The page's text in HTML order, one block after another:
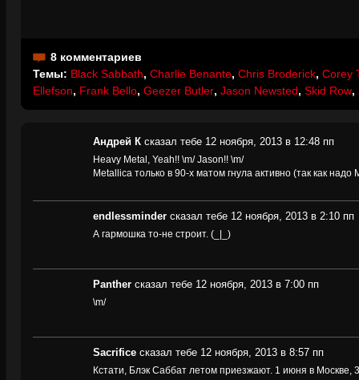
8 комментариев
Темы: Black Sabbath, Charlie Benante, Chris Broderick, Corey
Ellefson, Frank Bello, Geezer Butler, Jason Newsted, Skid Row,
Андрей К сказал тебе 12 ноября, 2013 в 12:48 пп
Heavy Metal, Yeah!! \m/ Jason!! \m/
Metallica только в 90-х матом гнула активно (так как
endlessminder сказал тебе 12 ноября, 2013 в 2:10 пп
А гармошка то-не строит. (_|_)
Panther сказал тебе 12 ноября, 2013 в 7:00 пп
\m/
Sacrifice сказал тебе 12 ноября, 2013 в 8:57 пп
Кстати, Блэк Саббат летом приезжают. 1 июня в Москве,